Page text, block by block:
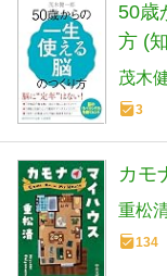
50歳
方 (
茂木
3
カモ
重松
134